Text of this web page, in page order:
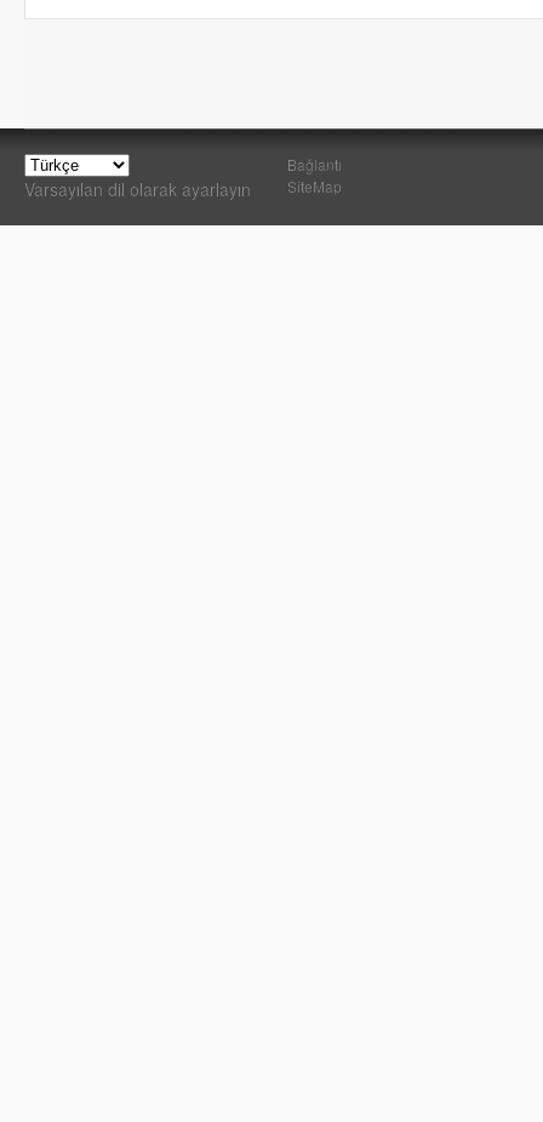
Varsayılan dil olarak ayarlayın
Bağlantı
SiteMap